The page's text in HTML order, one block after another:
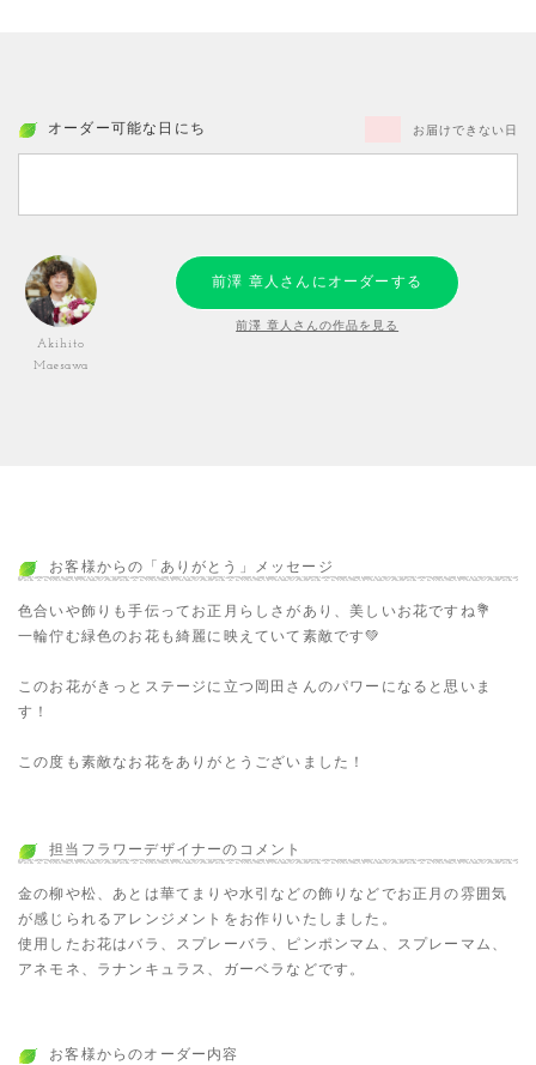
オーダー可能な日にち お届けできない日
Akihito
Maesawa
前澤 章人さんにオーダーする
前澤 章人さんの作品を見る
お客様からの「ありがとう」メッセージ
色合いや飾りも手伝ってお正月らしさがあり、美しいお花ですね💐
一輪佇む緑色のお花も綺麗に映えていて素敵です💚
このお花がきっとステージに立つ岡田さんのパワーになると思いま
す！
この度も素敵なお花をありがとうございました！
担当フラワーデザイナーのコメント
金の柳や松、あとは華てまりや水引などの飾りなどでお正月の雰囲気
が感じられるアレンジメントをお作りいたしました。
使用したお花はバラ、スプレーバラ、ピンポンマム、スプレーマム、
アネモネ、ラナンキュラス、ガーベラなどです。
お客様からのオーダー内容